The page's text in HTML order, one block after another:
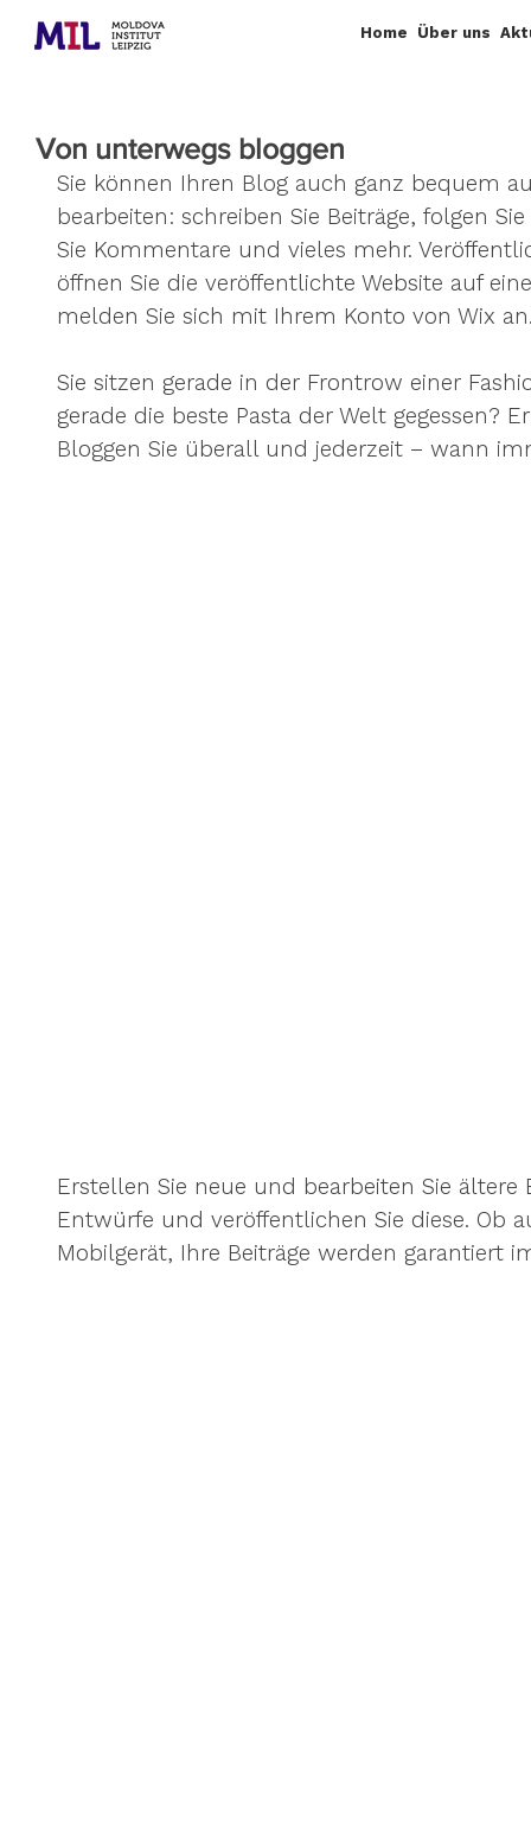
Home Über uns
Von unterwegs bloggen
Sie können Ihren Blog auch ganz bequem
bearbeiten: schreiben Sie Beiträge, folgen
Sie Kommentare und vieles mehr.
öffnen Sie die veröffentlichte Website auf
melden Sie sich mit Ihrem Konto von Wix
Sie sitzen gerade in der Frontrow einer
gerade die beste Pasta der Welt gegessen?
Bloggen Sie überall und jederzeit – wann
Erstellen Sie neue und bearbeiten Sie ältere
Entwürfe und veröffentlichen Sie diese. Ob
Mobilgerät, Ihre Beiträge werden garantiert